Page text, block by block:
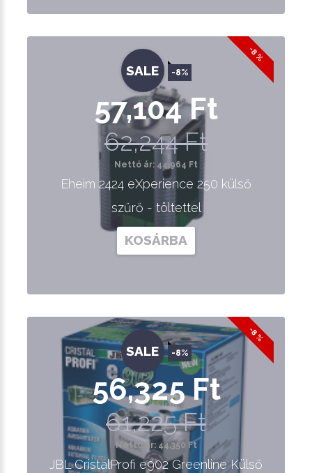
-8 %
SALE -8%
57,104 Ft
62,244 Ft
Nettó ár: 44,964 Ft
Eheim 2424 eXperience 250 külső
szűrő - töltettel
KOSÁRBA
-8 %
SALE -8%
56,325 Ft
61,225 Ft
Nettó ár: 44,350 Ft
JBL CristalProfi e902 Greenline Külső